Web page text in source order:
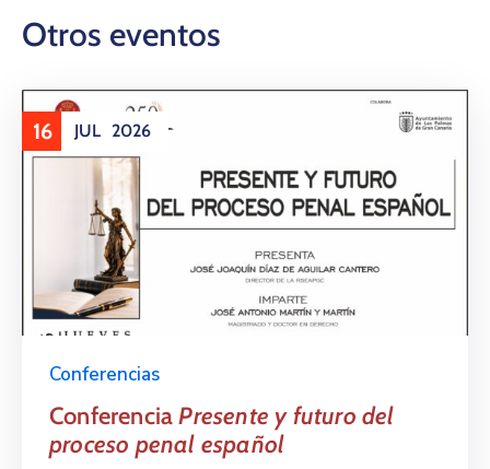
Otros eventos
16 JUL 2026
Conferencias
ConferenciaPresente y futuro del
proceso penal español